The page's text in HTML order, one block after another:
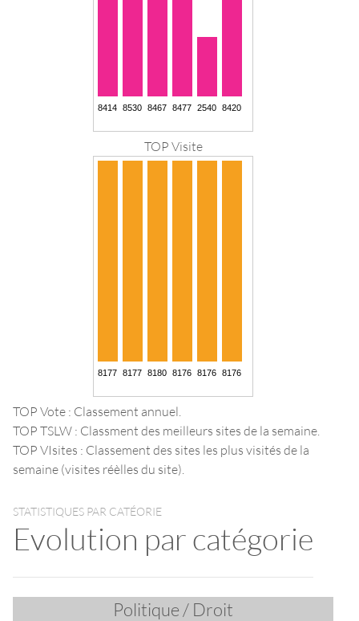
TOP Visite
TOP Vote : Classement annuel.
TOP TSLW : Classment des meilleurs sites de la semaine.
TOP VIsites : Classement des sites les plus visités de la
semaine (visites réèlles du site).
STATISTIQUES PAR CATÉORIE
Evolution par catégorie
Politique / Droit